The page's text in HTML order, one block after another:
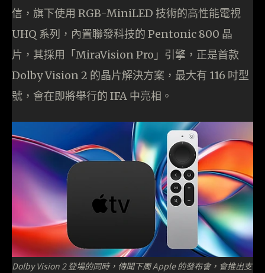
信，旗下使用 RGB-MiniLED 技術的高性能電視
UHQ 系列，內置聯發科技的 Pentonic 800 晶
片，其採用「MiraVision Pro」引擎，正是首款
Dolby Vision 2 的晶片解決方案，最大有 116 吋型
號，會在即將舉行的 IFA 中亮相。
Dolby Vision 2 登場的同時，傳聞下周 Apple 的發布會，會推出支